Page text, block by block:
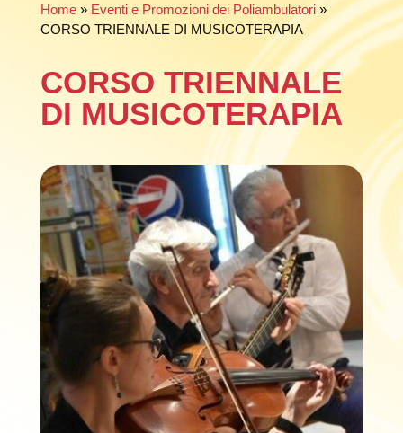
Home» Eventi e Promozioni dei Poliambulatori»
CORSO TRIENNALE DI MUSICOTERAPIA
CORSO TRIENNALE
DI MUSICOTERAPIA